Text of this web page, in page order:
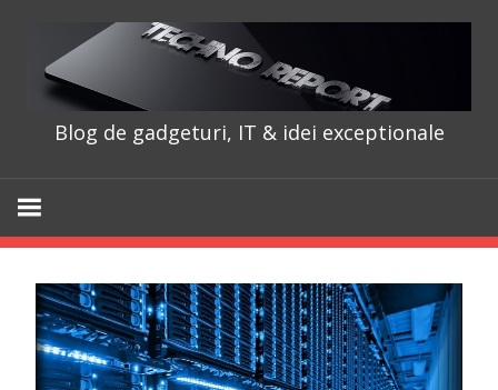
content
Blog de gadgeturi, IT & idei exceptionale